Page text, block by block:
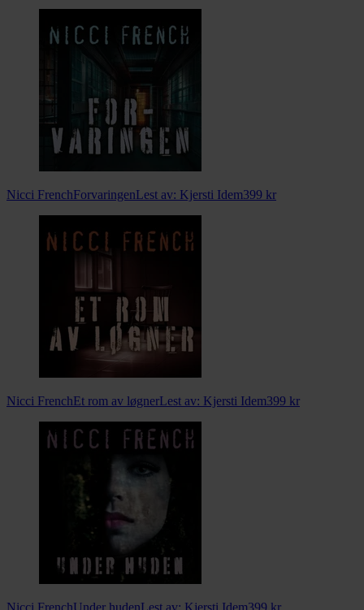
Nicci FrenchForvaringenLest av: Kjersti Idem399 kr
Nicci FrenchEt rom av løgnerLest av: Kjersti Idem399 kr
Nicci FrenchUnder hudenLest av: Kjersti Idem399 kr